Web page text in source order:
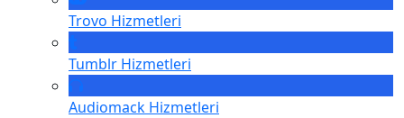
Trovo Hizmetleri
Tumblr Hizmetleri
Audiomack Hizmetleri